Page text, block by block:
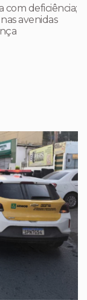
com deficiência;
avenidas